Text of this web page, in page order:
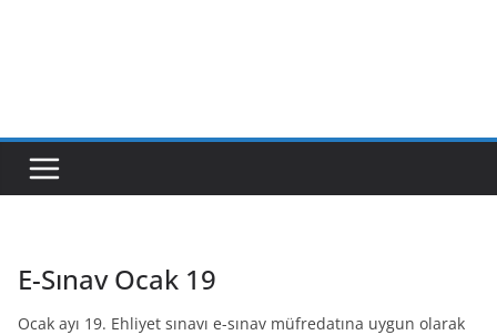
E-Sınav Ocak 19
Ocak ayı 19. Ehliyet sınavı e-sınav müfredatına uygun olarak